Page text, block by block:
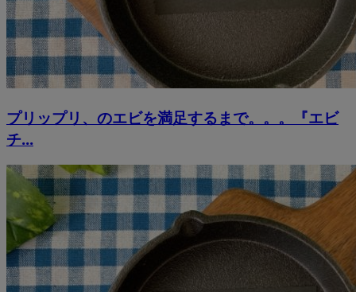
プリップリ、のエビを満足するまで。。。『エビ
チ...